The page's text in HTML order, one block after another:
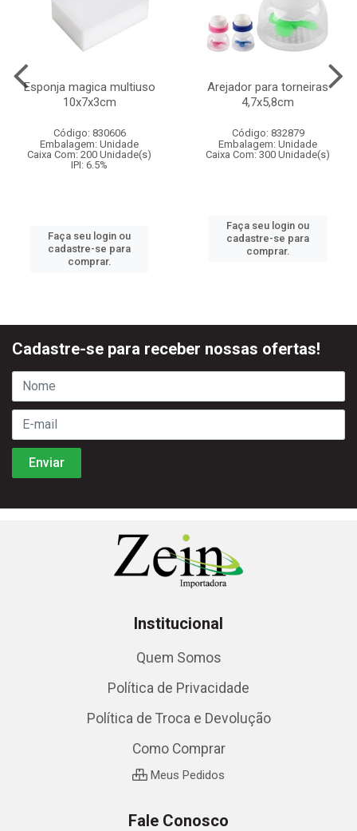
Esponja magica multiuso
10x7x3cm
Código: 830606
Embalagem: Unidade
Caixa Com: 200 Unidade(s)
IPI: 6.5%
Faça seu login ou
cadastre-se para
comprar.
Arejador para torneiras
4,7x5,8cm
Código: 832879
Embalagem: Unidade
Caixa Com: 300 Unidade(s)
Faça seu login ou
cadastre-se para
comprar.
Cadastre-se para receber nossas ofertas!
Institucional
Quem Somos
Política de Privacidade
Política de Troca e Devolução
Como Comprar
Meus Pedidos
Fale Conosco